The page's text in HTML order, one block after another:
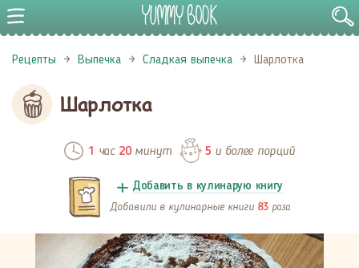
Рецепты Выпечка Сладкая выпечка Шарлотка
Шарлотка
1 час 20минут 5 и более порций
Добавить в кулинарую книгу
Добавили в кулинарные книги 83 раза